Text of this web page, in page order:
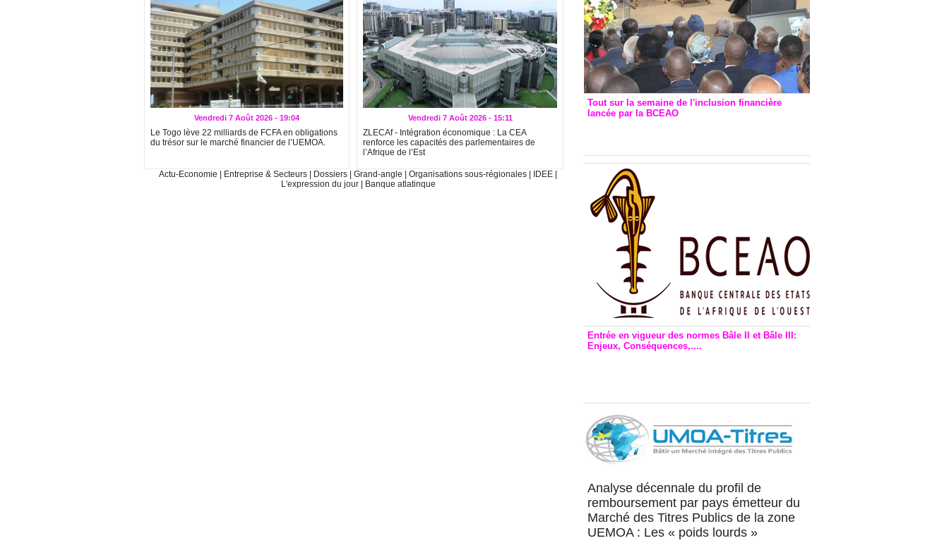
Vendredi 7 Août 2026 - 19:04
Le Togo lève 22 milliards de FCFA en obligations
du trésor sur le marché financier de l’UEMOA.
Vendredi 7 Août 2026 - 15:11
ZLECAf - Intégration économique : La CEA
renforce les capacités des parlementaires de
l’Afrique de l’Est
Actu-Economie | Entreprise & Secteurs | Dossiers | Grand-angle | Organisations sous-régionales | IDEE |
L'expression du jour | Banque atlatinque
Tout sur la semaine de l'inclusion financière
lancée par la BCEAO
Entrée en vigueur des normes Bâle II et Bâle III:
Enjeux, Conséquences,....
Analyse décennale du profil de
remboursement par pays émetteur du
Marché des Titres Publics de la zone
UEMOA : Les « poids lourds »